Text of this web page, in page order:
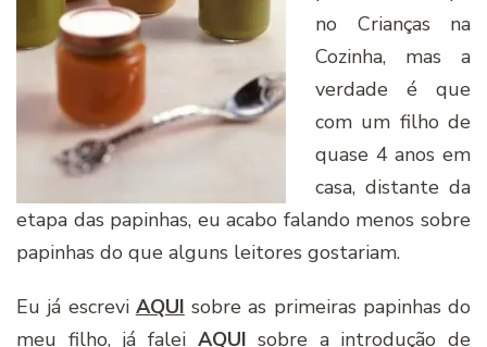
no Crianças na
Cozinha, mas a
verdade é que
com um filho de
quase 4 anos em
casa, distante da
etapa das papinhas, eu acabo falando menos sobre
papinhas do que alguns leitores gostariam.
Eu já escrevi AQUI sobre as primeiras papinhas do
meu filho, já falei AQUI sobre a introdução de